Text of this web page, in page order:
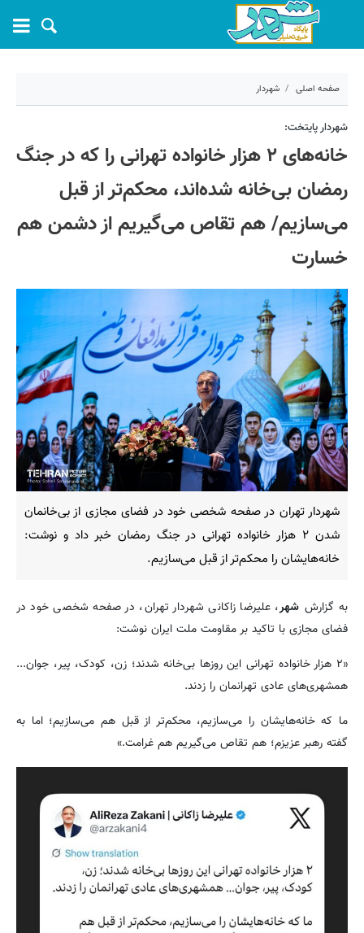
صفحه اصلی شهردار
۵ فروردین ۱۴۰۵ - ۱۸:۴۲
کد مطلب: 79008
شهردار پایتخت:
خانه‌های ۲ هزار خانواده تهرانی را که در جنگ
رمضان بی‌خانه شده‌اند، محکم‌تر از قبل
می‌سازیم/ هم تقاص می‌گیریم از دشمن هم
خسارت
شهردار تهران در صفحه شخصی خود در فضای مجازی از بی‌خانمان
شدن ۲ هزار خانواده تهرانی در جنگ رمضان خبر داد و نوشت:
خانه‌هایشان را محکم‌تر از قبل می‌سازیم.
به گزارش شهر، علیرضا زاکانی شهردار تهران، در صفحه شخصی خود در
فضای مجازی با تاکید بر مقاومت ملت ایران نوشت:
«٢ هزار خانواده تهرانی این روزها بی‌خانه شدند؛ زن، کودک، پیر، جوان...
همشهری‌های عادی تهرانمان را زدند.
ما که خانه‌هایشان را می‌سازیم، محکم‌تر از قبل هم می‌سازیم؛ اما به
گفته رهبر عزیزم؛ هم تقاص می‌گیریم هم غرامت.»